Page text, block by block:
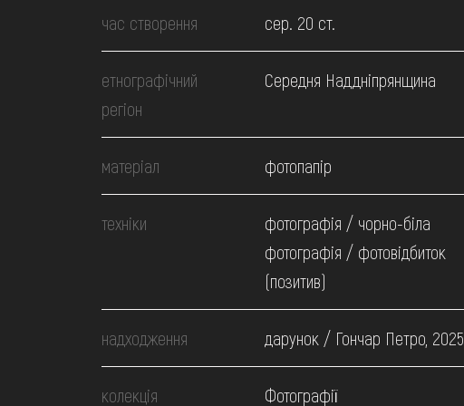
ВІДВІДАТИ
НАВЧИТИСЯ
ПОСЛУГИ
час створення сер. 20 ст.
етнографічний
регіон
Середня Наддніпрянщина
матеріал фотопапір
техніки
фотографія / чорно-біла
фотографія / фотовідбиток
(позитив)
надходження дарунок / Гончар Петро, 2025
колекція Фотографії